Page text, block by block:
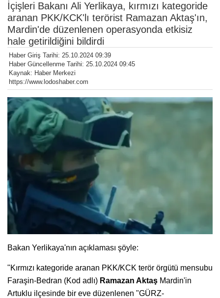
İçişleri Bakanı Ali Yerlikaya, kırmızı kategoride
aranan PKK/KCK'lı terörist Ramazan Aktaş'ın,
Mardin'de düzenlenen operasyonda etkisiz
hale getirildiğini bildirdi
Haber Giriş Tarihi: 25.10.2024 09:39
Haber Güncellenme Tarihi: 25.10.2024 09:45
Kaynak: Haber Merkezi
https://www.lodoshaber.com
Bakan Yerlikaya'nın açıklaması şöyle:
"Kırmızı kategoride aranan PKK/KCK terör örgütü mensubu
Faraşin-Bedran (Kod adlı) Ramazan Aktaş Mardin'in
Artuklu ilçesinde bir eve düzenlenen "GÜRZ-